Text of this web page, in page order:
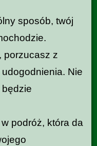
sposób, twój
porzucasz z
udogodnienia. Nie
podróż, która da